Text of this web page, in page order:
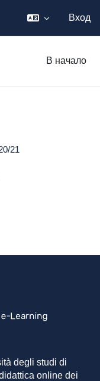
Вход
В начало
21
degli studi di
online dei